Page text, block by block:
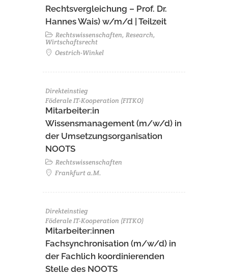
Rechtsvergleichung – Prof. Dr.
Hannes Wais) w/m/d | Teilzeit
Rechtswissenschaften, Research,
Wirtschaftsrecht
Oestrich-Winkel
Direkteinstieg
Föderale IT-Kooperation (FITKO)
Mitarbeiter:in
Wissensmanagement (m/w/d) in
der Umsetzungsorganisation
NOOTS
Rechtswissenschaften
Frankfurt a.M.
Direkteinstieg
Föderale IT-Kooperation (FITKO)
Mitarbeiter:innen
Fachsynchronisation (m/w/d) in
der Fachlich koordinierenden
Stelle des NOOTS